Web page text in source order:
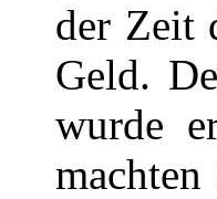
der Zeit
Geld.
wurde